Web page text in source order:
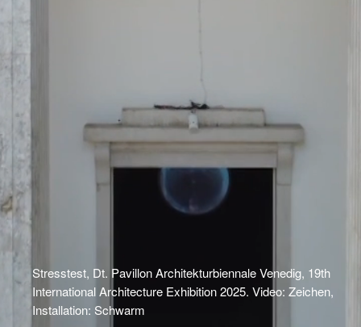
Stresstest, Dt. Pavillon Architekturbiennale Venedig, 19th
International Architecture Exhibition 2025. Video: Zeichen,
Installation: Schwarm